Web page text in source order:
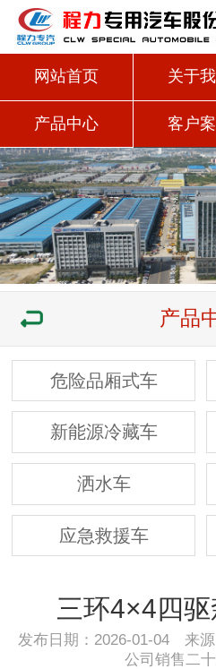
网站首页 关于
产品中心 客户
产品
危险品厢式车
新能源冷藏车
洒水车
应急救援车
三环4×4四
发布日期：2026-01-04 来
公司销售二